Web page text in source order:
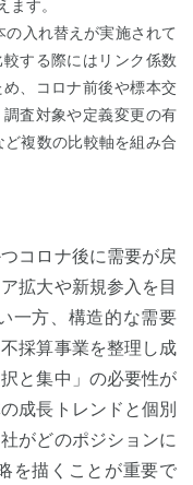
入れ替えが実施されて
する際にはリンク係数
、コロナ前後や標本交
査対象や定義変更の有
複数の比較軸を組み合
コロナ後に需要が戻
拡大や新規参入を目
一方、構造的な需要
採算事業を整理し成
と集中」の必要性が
成長トレンドと個別
がどのポジションに
を描くことが重要で